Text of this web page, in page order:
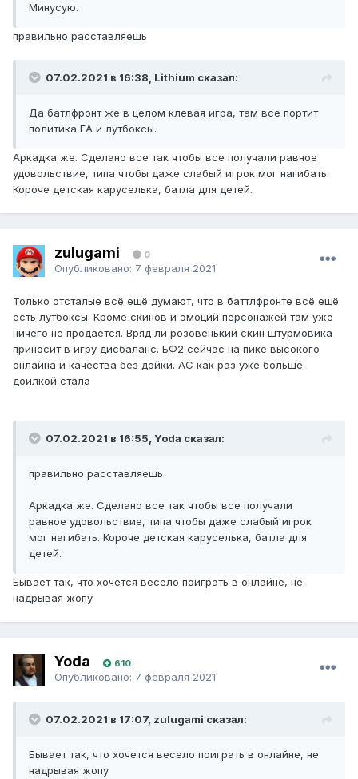
Минусую.
правильно расставляешь
07.02.2021 в 16:38, Lithium сказал:
Да батлфронт же в целом клевая игра, там все портит
политика ЕА и лутбоксы.
Аркадка же. Сделано все так чтобы все получали равное
удовольствие, типа чтобы даже слабый игрок мог нагибать.
Короче детская каруселька, батла для детей.
zulugami 0
Опубликовано: 7 февраля 2021
Только отсталые всё ещё думают, что в баттлфронте всё ещё
есть лутбоксы. Кроме скинов и эмоций персонажей там уже
ничего не продаётся. Вряд ли розовенький скин штурмовика
приносит в игру дисбаланс. БФ2 сейчас на пике высокого
онлайна и качества без дойки. AC как раз уже больше
доилкой стала
07.02.2021 в 16:55, Yoda сказал:
правильно расставляешь
Аркадка же. Сделано все так чтобы все получали
равное удовольствие, типа чтобы даже слабый игрок
мог нагибать. Короче детская каруселька, батла для
детей.
Бывает так, что хочется весело поиграть в онлайне, не
надрывая жопу
Yoda 610
Опубликовано: 7 февраля 2021
07.02.2021 в 17:07, zulugami сказал:
Бывает так, что хочется весело поиграть в онлайне, не
надрывая жопу